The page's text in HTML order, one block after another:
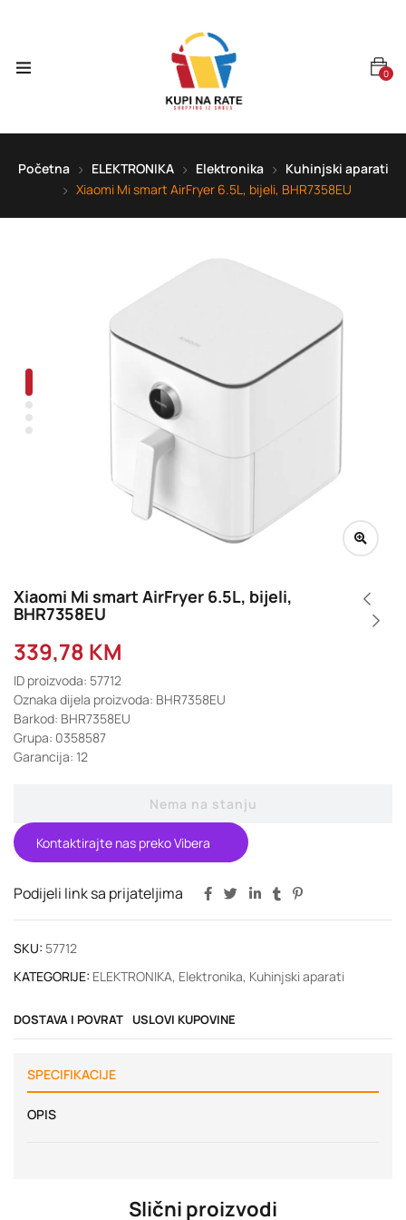
0
Početna ELEKTRONIKA Elektronika
Kuhinjski aparati
Xiaomi Mi smart AirFryer 6.5L, bijeli, BHR7358EU
Xiaomi Mi smart AirFryer 6.5L, bijeli,
BHR7358EU
339,78 KM
ID proizvoda: 57712
Oznaka dijela proizvoda: BHR7358EU
Barkod: BHR7358EU
Grupa: 0358587
Garancija: 12
Nema na stanju
Kontaktirajte nas preko Vibera
Podijeli link sa prijateljima
SKU: 57712
KATEGORIJE: ELEKTRONIKA, Elektronika, Kuhinjski aparati
DOSTAVA I POVRAT USLOVI KUPOVINE
SPECIFIKACIJE
OPIS
Slični proizvodi